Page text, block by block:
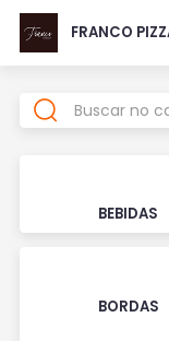
FRANCO
BEBIDAS
BORDAS